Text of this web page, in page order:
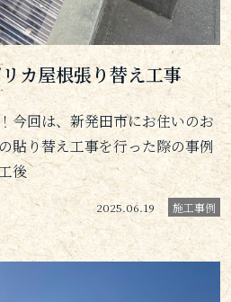
カ屋根張り替え工事
今回は、新発田市にお住いのお
貼り替え工事を行った際の事例
後
2025.06.19 施工事例